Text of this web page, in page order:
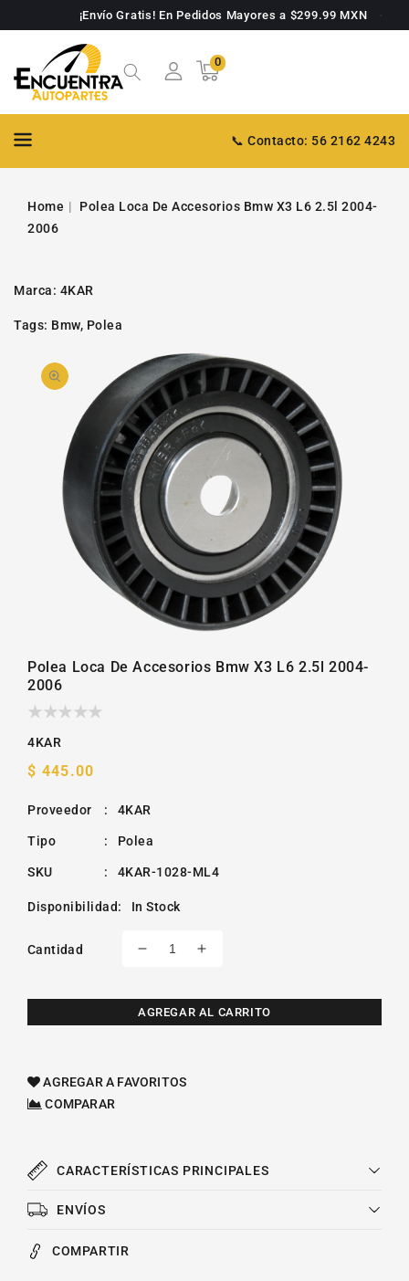
¡Envío Gratis! En Pedidos Mayores a $299.99 MXN
Carrito
00
artículos
📞 Contacto: 56 2162 4243
Home
Polea Loca De Accesorios Bmw X3 L6 2.5l 2004-
2006
Marca: 4KAR
Tags: Bmw, Polea
INFORMACIÓN
DE PRODUCTO
Abrir
video
1
en
la
galería
Polea Loca De Accesorios Bmw X3 L6 2.5l 2004-
2006
4KAR
Precio
$ 445.00
Proveedor : 4KAR
Tipo : Polea
SKU : 4KAR-1028-ML4
Disponibilidad: In Stock
Cantidad
Reducir
para
Polea
Bmw
2004-
Aumentar
para
Polea
2004-
AGREGAR AL CARRITO
AGREGAR A FAVORITOS
COMPARAR
CARACTERÍSTICAS PRINCIPALES
ENVÍOS
COMPARTIR